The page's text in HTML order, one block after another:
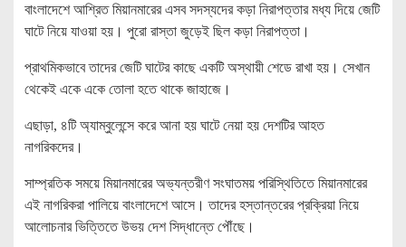
বাংলাদেশে আশ্রিত মিয়ানমারের এসব সদস্যদের কড়া নিরাপত্তার মধ্য দিয়ে জেটি
ঘাটে নিয়ে যাওয়া হয়। পুরো রাস্তা জুড়েই ছিল কড়া নিরাপত্তা।
প্রাথমিকভাবে তাদের জেটি ঘাটের কাছে একটি অস্থায়ী শেডে রাখা হয়। সেখান
থেকেই একে একে তোলা হতে থাকে জাহাজে।
এছাড়া, ৪টি অ্যাম্বুলেন্সে করে আনা হয় ঘাটে নেয়া হয় দেশটির আহত
নাগরিকদের।
সাম্প্রতিক সময়ে মিয়ানমারের অভ্যন্তরীণ সংঘাতময় পরিস্থিতিতে মিয়ানমারের
এই নাগরিকরা পালিয়ে বাংলাদেশে আসে। তাদের হস্তান্তরের প্রক্রিয়া নিয়ে
আলোচনার ভিত্তিতে উভয় দেশ সিদ্ধান্তে পৌঁছে।